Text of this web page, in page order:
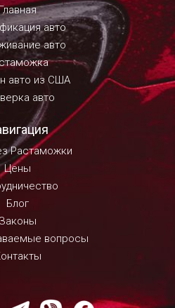
авто
авто
авто из США
авто
Растаможки
Цены
Блог
Законы
вопросы